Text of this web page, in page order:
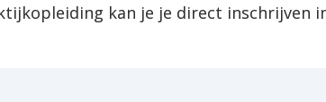
kan je je direct inschrijven